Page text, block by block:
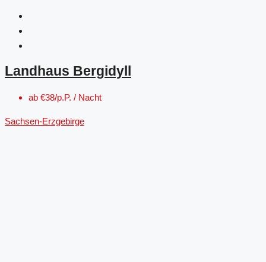
Landhaus Bergidyll
ab €38/p.P. / Nacht
Sachsen-Erzgebirge